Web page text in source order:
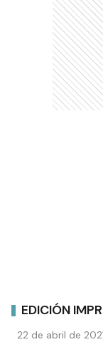
EDICIÓN
22 de abril de